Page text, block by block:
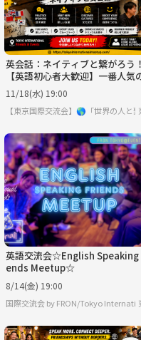
英会話：ネイティブと繋がろう！
【英語初心者大歓迎】一番人気
会話！
11/18(水) 19:00
【東京国際交流会】🌎「世界の人
英語交流会☆English Speaking
ends Meetup☆
8/14(金) 19:00